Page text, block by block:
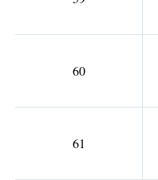
60
61